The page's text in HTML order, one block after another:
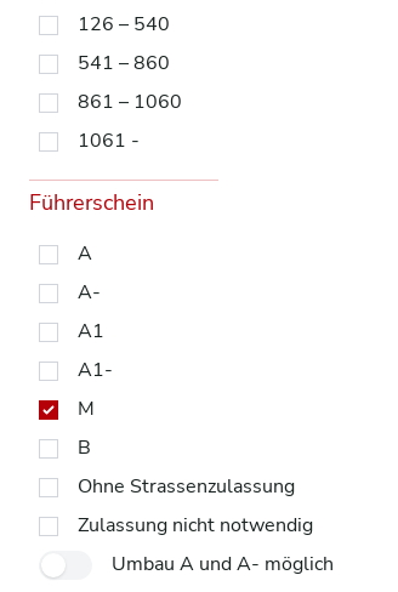
126 – 540
541 – 860
861 – 1060
1061 -
Führerschein
A
A-
A1
A1-
M
B
Ohne Strassenzulassung
Zulassung nicht notwendig
Umbau A und A- möglich